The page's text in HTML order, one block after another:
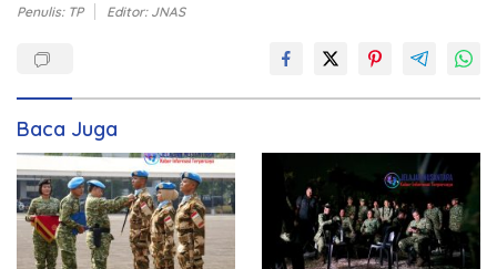
Penulis: TP Editor: JNAS
Baca Juga